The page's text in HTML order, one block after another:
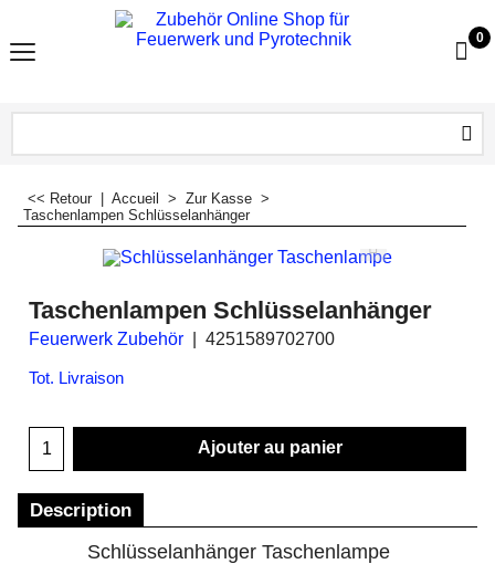
0
<< Retour Accueil > Zur Kasse >
Taschenlampen Schlüsselanhänger
Taschenlampen Schlüsselanhänger
Feuerwerk Zubehör 4251589702700
Tot. Livraison
Ajouter au panier
Description
Schlüsselanhänger Taschenlampe